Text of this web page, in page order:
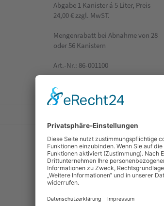
Abgabe 1 Kanister á 5 Liter, Preis
24,00 € zzgl. MwST.
Mengenrabatt bei Abnahme von 28
oder 56 Kanistern
Art.-Nr.: 86-001100
Atemschutzmaske FFP2
ohne Ventil
Die Atemschutzmaske ist zum Schutz
vor einer Ansteckung durch den